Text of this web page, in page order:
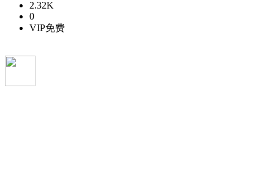
2.32K
0
VIP免费